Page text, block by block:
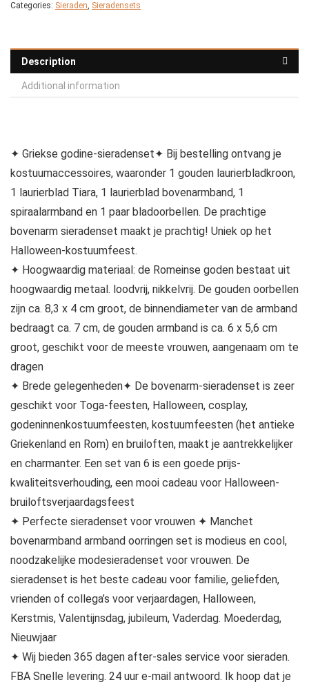
Categories: Sieraden, Sieradensets
Description
Additional information
✦ Griekse godine-sieradenset✦ Bij bestelling ontvang je
kostuumaccessoires, waaronder 1 gouden laurierbladkroon,
1 laurierblad Tiara, 1 laurierblad bovenarmband, 1
spiraalarmband en 1 paar bladoorbellen. De prachtige
bovenarm sieradenset maakt je prachtig! Uniek op het
Halloween-kostuumfeest.
✦ Hoogwaardig materiaal: de Romeinse goden bestaat uit
hoogwaardig metaal. loodvrij, nikkelvrij. De gouden oorbellen
zijn ca. 8,3 x 4 cm groot, de binnendiameter van de armband
bedraagt ca. 7 cm, de gouden armband is ca. 6 x 5,6 cm
groot, geschikt voor de meeste vrouwen, aangenaam om te
dragen
✦ Brede gelegenheden✦ De bovenarm-sieradenset is zeer
geschikt voor Toga-feesten, Halloween, cosplay,
godeninnenkostuumfeesten, kostuumfeesten (het antieke
Griekenland en Rom) en bruiloften, maakt je aantrekkelijker
en charmanter. Een set van 6 is een goede prijs-
kwaliteitsverhouding, een mooi cadeau voor Halloween-
bruiloftsverjaardagsfeest
✦ Perfecte sieradenset voor vrouwen ✦ Manchet
bovenarmband armband oorringen set is modieus en cool,
noodzakelijke modesieradenset voor vrouwen. De
sieradenset is het beste cadeau voor familie, geliefden,
vrienden of collega’s voor verjaardagen, Halloween,
Kerstmis, Valentijnsdag, jubileum, Vaderdag. Moederdag,
Nieuwjaar
✦ Wij bieden 365 dagen after-sales service voor sieraden.
FBA Snelle levering. 24 uur e-mail antwoord. Ik hoop dat je